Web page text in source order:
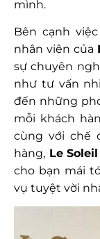
mình.
Bên cạnh
nhân viên của
sự chuyên
như tư vấn
đến những
mỗi khách
cùng với chế
hàng, Le
cho bạn mái
vụ tuyệt vời